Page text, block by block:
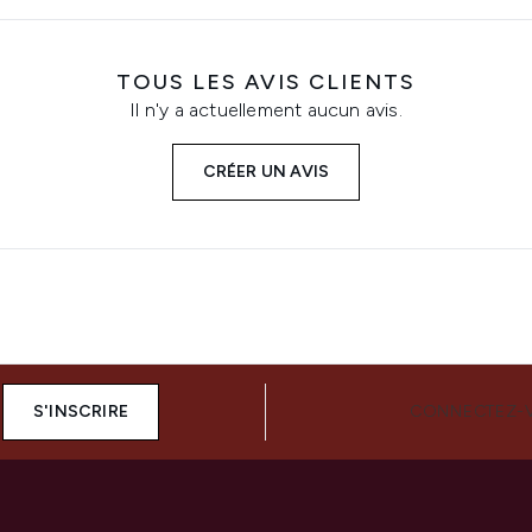
TOUS LES AVIS CLIENTS
Il n'y a actuellement aucun avis.
CRÉER UN AVIS
S'INSCRIRE